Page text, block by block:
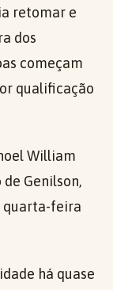
retomar e
dos
começam
qualificação
William
Genilson,
quarta-feira
há quase